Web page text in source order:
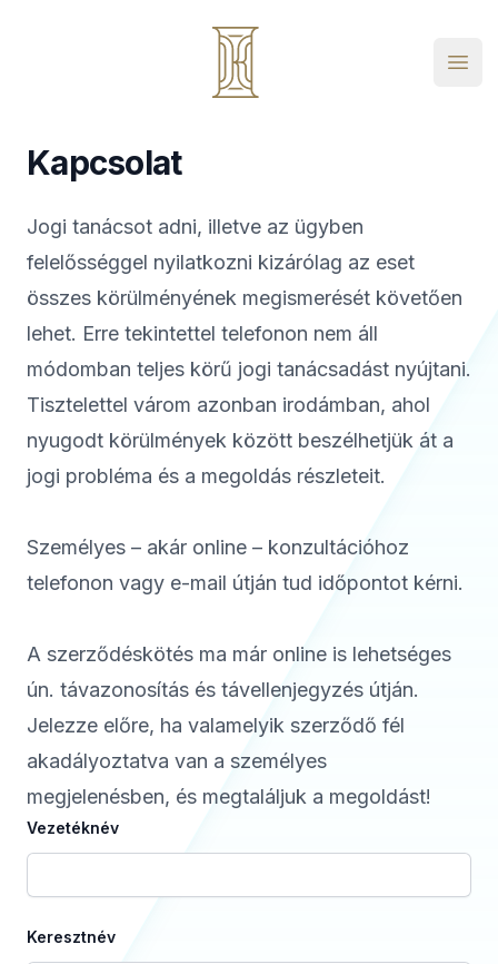
dr. Kormos Zsuzsanna
Kapcsolat
Jogi tanácsot adni, illetve az ügyben
felelősséggel nyilatkozni kizárólag az eset
összes körülményének megismerését követően
lehet. Erre tekintettel telefonon nem áll
módomban teljes körű jogi tanácsadást nyújtani.
Tisztelettel várom azonban irodámban, ahol
nyugodt körülmények között beszélhetjük át a
jogi probléma és a megoldás részleteit.
Személyes – akár online – konzultációhoz
telefonon vagy e-mail útján tud időpontot kérni.
A szerződéskötés ma már online is lehetséges
ún. távazonosítás és távellenjegyzés útján.
Jelezze előre, ha valamelyik szerződő fél
akadályoztatva van a személyes
megjelenésben, és megtaláljuk a megoldást!
Vezetéknév
Keresztnév